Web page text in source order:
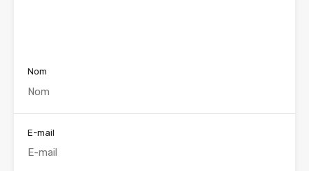
Nom
E-mail